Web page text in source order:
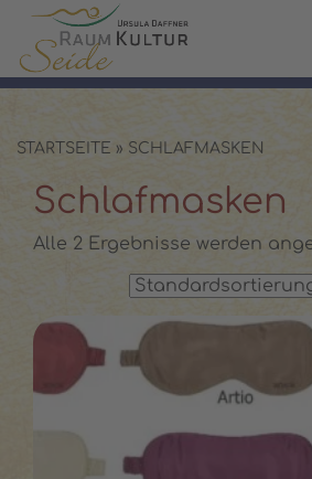
✓ 100 % Maulbeerseide
✓ Versand in 2–3
✓ Persönliche Beratung:
STARTSEITE » SCHLAFMASKEN
Schlafmasken
Alle 2 Ergebnisse werden